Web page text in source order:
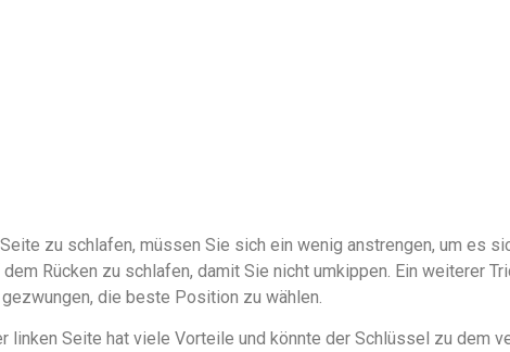
zu schlafen, müssen Sie sich ein wenig anstrengen, um es
Rücken zu schlafen, damit Sie nicht umkippen. Ein weiterer
die beste Position zu wählen.
linken Seite hat viele Vorteile und könnte der Schlüssel zu dem